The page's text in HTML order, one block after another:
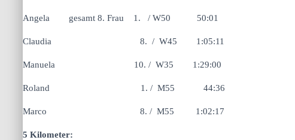
Angela gesamt 8. Frau 1. / W50 50:01
Claudia 8. / W45 1:05:11
Manuela 10. / W35 1:29:00
Roland 1. / M55 44:36
Marco 8. / M55 1:02:17
5 Kilometer: